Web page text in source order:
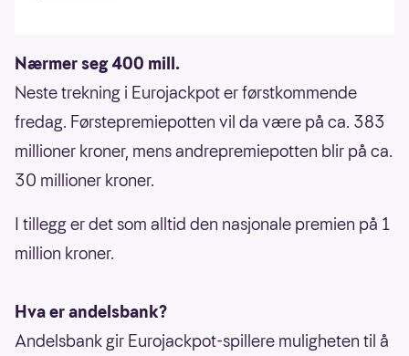
Nærmer seg 400 mill.
Neste trekning i Eurojackpot er førstkommende
fredag. Førstepremiepotten vil da være på ca. 383
millioner kroner, mens andrepremiepotten blir på ca.
30 millioner kroner.
I tillegg er det som alltid den nasjonale premien på 1
million kroner.
Hva er andelsbank?
Andelsbank gir Eurojackpot-spillere muligheten til å